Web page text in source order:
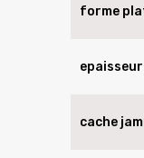
forme
cache